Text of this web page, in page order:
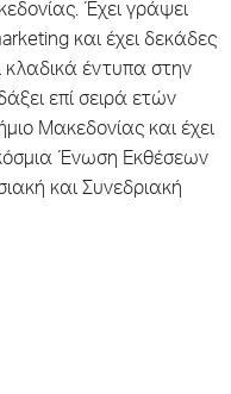
Έχει γράψει
και έχει δεκάδες
κλαδικά έντυπα στην
επί σειρά ετών
Μακεδονίας και έχει
Ένωση Εκθέσεων
και Συνεδριακή